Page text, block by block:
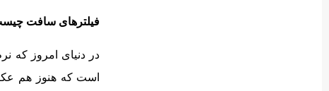
فیلترهای سافت
در دنیای امروز که
است که هنوز هم